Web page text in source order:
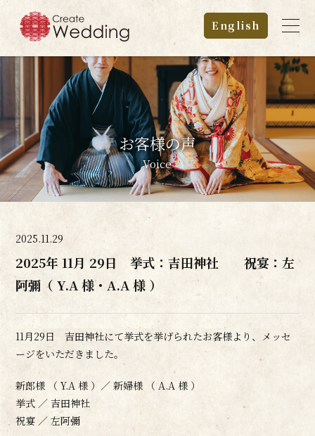
English
お客様の声
Voice
2025.11.29
2025年 11月 29日 挙式：吉田神社 祝宴：左
阿彌（ Y.A 様・A.A 様 ）
11月29日 吉田神社にて挙式を挙げられたお客様より、メッセ
ージをいただきました。
新郎様 （ Y.A 様 ）／ 新婦様 （ A.A 様 ）
挙式 ／ 吉田神社
祝宴 ／ 左阿彌